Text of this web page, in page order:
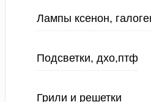
Лампы ксенон,
Подсветки, дхо,птф
Грили и решетки